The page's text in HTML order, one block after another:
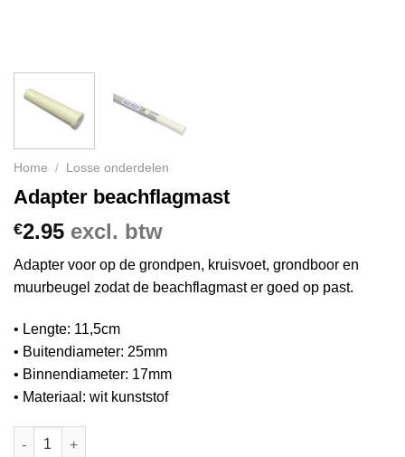
Home / Losse onderdelen
Adapter beachflagmast
€2.95 excl. btw
Adapter voor op de grondpen, kruisvoet, grondboor en
muurbeugel zodat de beachflagmast er goed op past.
• Lengte: 11,5cm
• Buitendiameter: 25mm
• Binnendiameter: 17mm
• Materiaal: wit kunststof
Adapter beachflagmast aantal